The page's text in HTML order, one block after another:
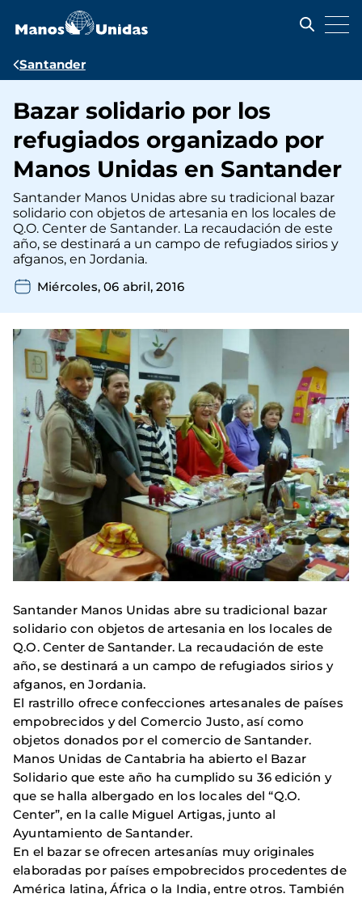
contenido
Ruta
navegación
Santander
Bazar solidario por los
refugiados organizado por
Manos Unidas en Santander
Santander Manos Unidas abre su tradicional bazar
solidario con objetos de artesania en los locales de
Q.O. Center de Santander. La recaudación de este
año, se destinará a un campo de refugiados sirios y
afganos, en Jordania.
Miércoles, 06 abril, 2016
Santander Manos Unidas abre su tradicional bazar
solidario con objetos de artesania en los locales de
Q.O. Center de Santander. La recaudación de este
año, se destinará a un campo de refugiados sirios y
afganos, en Jordania.
El rastrillo ofrece confecciones artesanales de países
empobrecidos y del Comercio Justo, así como
objetos donados por el comercio de Santander.
Manos Unidas de Cantabria ha abierto el Bazar
Solidario que este año ha cumplido su 36 edición y
que se halla albergado en los locales del “Q.O.
Center”, en la calle Miguel Artigas, junto al
Ayuntamiento de Santander.
En el bazar se ofrecen artesanías muy originales
elaboradas por países empobrecidos procedentes de
América latina, África o la India, entre otros. También